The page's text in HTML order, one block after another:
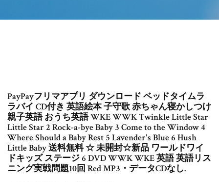
PayPayフリマアプリ ダウンロード ベッドタイムラ
ラバイ CD付き 英語絵本 子守歌 赤ちゃん寝かしつけ
親子英語 おうち英語 WKE WWK Twinkle Little Star
Little Star 2 Rock-a-bye Baby 3 Come to the Window 4
Where Should a Baby Rest 5 Lavender's Blue 6 Hush
Little Baby 送料無料 ☆ 未開封☆新品 ワールドワイ
ドキッズ ステージ 6 DVD WWK WKE 英語 英語リス
ニング実戦問題10回 Red MP3・データCDなし.